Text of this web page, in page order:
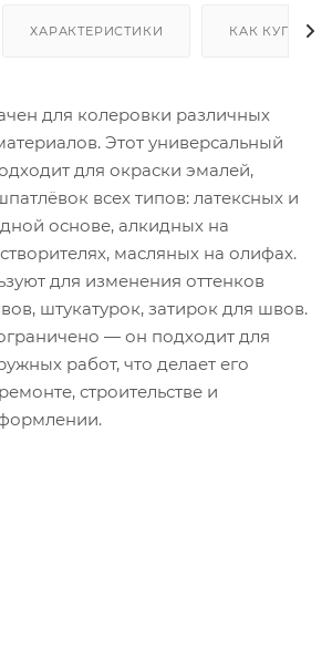
ХАРАКТЕРИСТИКИ КАК КУПИТЬ
для колеровки различных
Этот универсальный
для окраски эмалей,
всех типов: латексных и
основе, алкидных на
масляных на олифах.
для изменения оттенков
штукатурок, затирок для швов.
— он подходит для
работ, что делает его
строительстве и